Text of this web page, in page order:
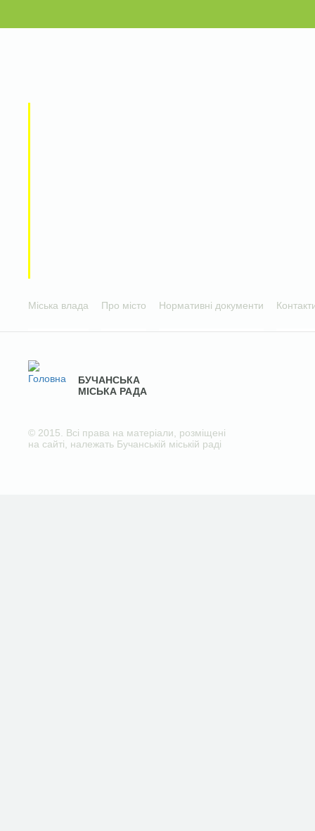
Міська влада Про місто Нормативні документи
БУЧАНСЬКА
МІСЬКА РАДА
© 2015. Всі права на матеріали, розміщені
на сайті, належать Бучанській міській раді